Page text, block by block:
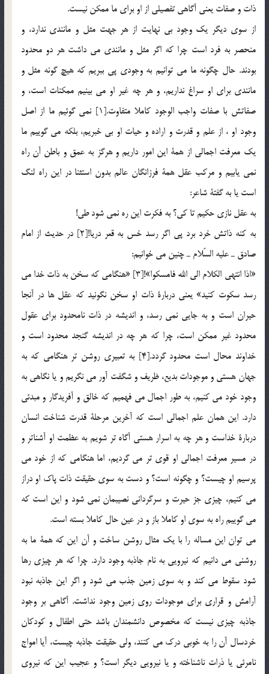
ذات و صفات يعني آگاهي تفصيلي از او براي ما ممكن نيست.
از سوي ديگر يك وجود بي نهايت از هر جهت مثل و مانندي ندارد،‌ و
منحصر به فرد است چرا كه اگر مثل و مانندي مي داشت هر دو محدود
بودند. حال چگونه ما مي توانيم به وجودي پي ببريم كه هيچ گونه مثل و
مانندي براي او سراغ نداريم، و هر چه غير او مي بينيم ممكنات است، و
صفاتش با صفات واجب الوجود كاملا متفاوت.[1] نمي گوئيم ما از اصل
وجود او ، از علم و قدرت و اراده و حيات او بي خبريم، بلكه مي گوييم ما
يك معرفت اجمالي از همة اين امور داريم و هرگز به عمق و باطن آن راه
نمي يابيم و مركب عقل همة فرزانگان عالم بدون استثنا در اين راه لنگ
است يا به گفتة شاعر:
به عقل نازي حكيم تا كي؟ به فكرت اين ره نمي شود طي!
به كنه ذاتش خرد برد پي اگر رسد خس به قعر دريا![2] در حديث از امام
صادق ـ عليه السّلام ـ چنين مي خوانيم:
«اذا انتهي الكلام الي الله فامسكوا»![3] «هنگامي كه سخن به ذات خدا مي
رسد سكوت كنيد» يعني دربارة ذات او سخن نگونيد كه عقل ها در آنجا
حيران است و به جايي نمي رسد، و انديشه در ذات نامحدود براي عقول
محدود غير ممكن است، چرا كه هر چه در انديشه گنجد محدود است و
خداوند محال است محدود گردد.[4] به تعبيري روشن تر هنگامي كه به
جهان هستي و موجودات بديع، ظريف و شگفت آور مي نگريم و يا نگاهي به
وجود خود مي كنيم، به طور اجمال مي فهميم كه خالق و آفريدگار و مبدئي
دارد. اين همان علم اجمالي است كه آخرين مرحلة قدرت شناخت انسان
دربارة خداست و هر چه به اسرار هستي آگاه تر شويم به عظمت او آشناتر و
در مسير معرفت اجمالي او قوي تر مي گرديم، اما هنگامي كه از خود مي
پرسيم او چيست؟ و چگونه است؟ و دست به سوي حقيقت ذات پاك او دراز
مي كنيم، چيزي جز حيرت و سرگرداني نصيبمان نمي شود و اين است كه
مي گوييم راه به سوي او كاملا باز و در عين حال كاملا بسته است.
مي توان اين مساله را با يك مثال روشن ساخت و آن اين كه همة ما به
روشني مي دانيم كه نيرويي به نام جاذبه وجود دارد. چرا كه هر چيزي رها
شود سقوط مي كند و به سوي زمين جذب مي شود و اگر اين جاذبه نبود
آرامش و قراري براي موجودات روي زمين وجود نداشت. آگاهي بر وجود
جاذبه چيزي نيست كه مخصوص دانشمندان باشد حتي اطفال و كودكان
خردسال آن را به خوبي درك مي كنند، ولي حقيقت جاذبه چيست، آيا امواج
نامرئي يا ذرات ناشناخته و يا نيرويي ديگر است؟ و عجيب اين كه نيروي